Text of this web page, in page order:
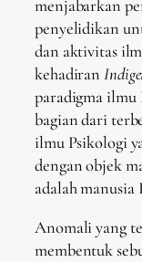
menjabarkan
penyelidikan
dan aktivitas
kehadiran
paradigma ilmu
bagian dari
ilmu Psikologi
dengan objek
adalah manusia
Anomali yang
membentuk